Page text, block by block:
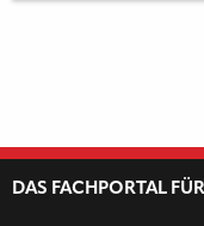
DAS FACHPORTAL